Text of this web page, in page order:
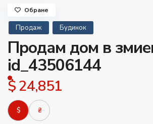
Продаж Будинок
Продам дом в
id_43506144
$ 24,851
$ ₴
Обране